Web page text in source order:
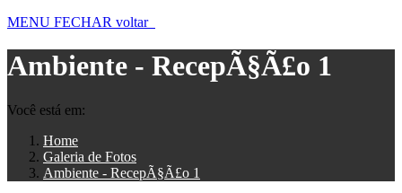
MENU FECHAR voltar
Ambiente - RecepÃ§Ã£o 1
Você está em:
Home
Galeria de Fotos
Ambiente - RecepÃ§Ã£o 1